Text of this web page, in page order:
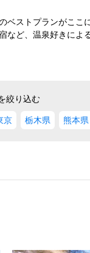
ベストプランがここ
など、温泉好きによ
絞り込む
京 栃木県 熊本県